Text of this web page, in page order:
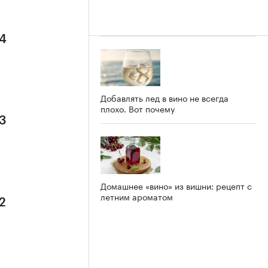
Добавлять лед в вино не всегда
плохо. Вот почему
Домашнее «вино» из вишни: рецепт с
летним ароматом